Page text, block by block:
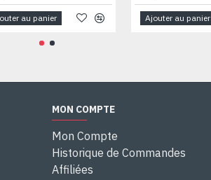
au panier Ajouter au panier
MON COMPTE
Mon Compte
Historique de Commandes
Affiliées